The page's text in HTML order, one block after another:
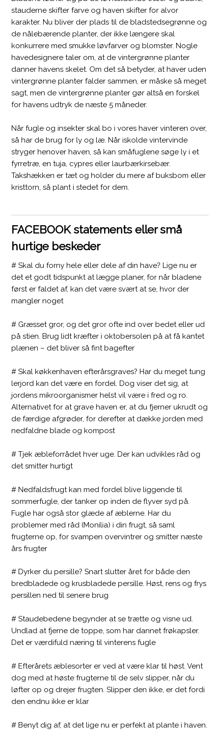
stauderne skifter farve og haven skifter for alvor
karakter. Nu bliver der plads til de bladstedsegrønne og
de nålebærende planter, der ikke længere skal
konkurrere med smukke løvfarver og blomster. Nogle
havedesignere taler om, at de vintergrønne planter
danner havens skelet. Om det så betyder, at haver uden
vintergrønne planter falder sammen, er måske så meget
sagt, men de vintergrønne planter gør altså en forskel
for havens udtryk de næste 5 måneder.
Når fugle og insekter skal bo i vores haver vinteren over,
så har de brug for ly og læ. Når iskolde vintervinde
stryger henover haven, så kan småfuglene søge ly i et
fyrretræ, en tuja, cypres eller laurbærkirsebær.
Takshækken er tæt og holder du mere af buksbom eller
kristtorn, så plant i stedet for dem.
FACEBOOK statements eller små
hurtige beskeder​
# Skal du forny hele eller dele af din have? Lige nu er
det et godt tidspunkt at lægge planer, for når bladene
først er faldet af, kan det være svært at se, hvor der
mangler noget
# Græsset gror, og det gror ofte ind over bedet eller ud
på stien. Brug lidt kræfter i oktobersolen på at få kantet
plænen – det bliver så fint bagefter
# Skal køkkenhaven efterårsgraves? Har du meget tung
lerjord kan det være en fordel. Dog viser det sig, at
jordens mikroorganismer helst vil være i fred og ro.
Alternativet for at grave haven er, at du fjerner ukrudt og
de færdige afgrøder, for derefter at dække jorden med
nedfaldne blade og kompost
# Tjek æbleforrådet hver uge. Der kan udvikles råd og
det smitter hurtigt
# Nedfaldsfrugt kan med fordel blive liggende til
sommerfugle, der tanker op inden de flyver syd på.
Fugle har også stor glæde af æblerne. Har du
problemer med råd (Monilia) i din frugt, så saml
frugterne op, for svampen overvintrer og smitter næste
års frugter
# Dyrker du persille? Snart slutter året for både den
bredbladede og krusbladede persille. Høst, rens og frys
persillen ned til senere brug
# Staudebedene begynder at se trætte og visne ud.
Undlad at fjerne de toppe, som har dannet frøkapsler.
Det er værdifuld næring til vinterens fugle
# Efterårets æblesorter er ved at være klar til høst. Vent
dog med at høste frugterne til de selv slipper, når du
løfter op og drejer frugten. Slipper den ikke, er det fordi
den endnu ikke er klar
# Benyt dig af, at det lige nu er perfekt at plante i haven.